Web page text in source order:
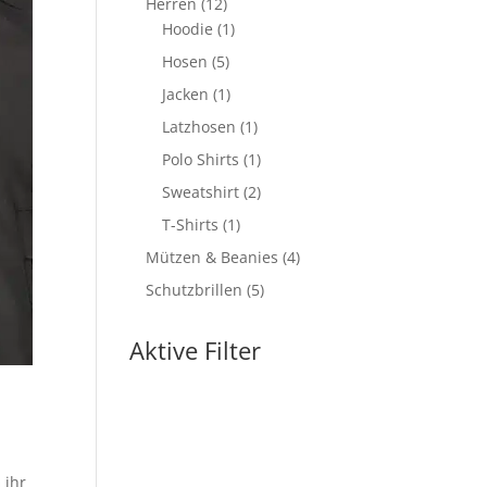
ihr
Produkte
Hoodie 11
Hosen 55
Produkte
Jacken 11
Produkt
Latzhosen 11
Produkt
Polo Shirts 11
Produkt
Sweatshirt 22
T-Shirts 11
Produkt
Mützen & Beanies 44
Schutzbrillen 55
Aktive Filter